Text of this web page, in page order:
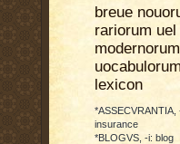
breue
rariorum uel
modernorum
uocabulorum
lexicon
*ASSECVRANTIA,
insurance
*BLOGVS, -i: blog